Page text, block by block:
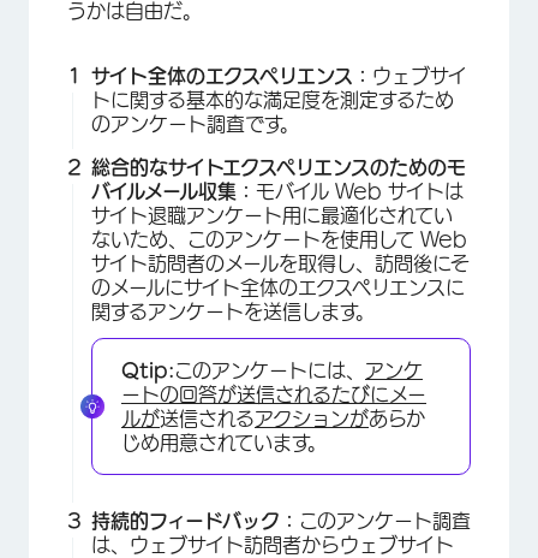
うかは自由だ。
サイト全体のエクスペリエンス： ウェブサイ
トに関する基本的な満足度を測定するため
のアンケート調査です。
総合的なサイトエクスペリエンスのためのモ
バイルメール収集： モバイル Web サイトは
サイト退職アンケート用に最適化されてい
ないため、このアンケートを使用して Web
サイト訪問者のメールを取得し、訪問後にそ
のメールにサイト全体のエクスペリエンスに
関するアンケートを送信します。
Qtip:このアンケートには、 アンケ
ートの回答が送信されるたびに メー
ルが送信されるアクションがあらか
じめ用意されています。
持続的フィードバック： このアンケート調査
は、ウェブサイト訪問者からウェブサイト